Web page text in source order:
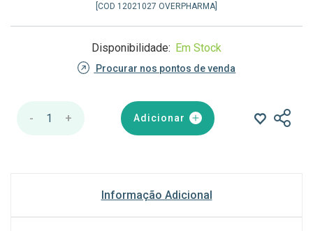
[COD 12021027 OVERPHARMA]
Disponibilidade: Em Stock
Procurar nos pontos de venda
- 1 + Adicionar
Informação Adicional